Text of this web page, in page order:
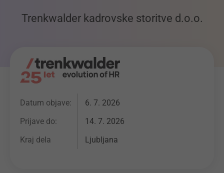
Trenkwalder kadrovske storitve d.o.o.
Datum objave:
6. 7. 2026
Prijave do:
14. 7. 2026
Kraj dela
Ljubljana